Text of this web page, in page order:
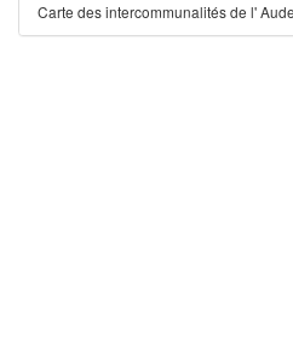
Carte des intercommunalités de l' Aude